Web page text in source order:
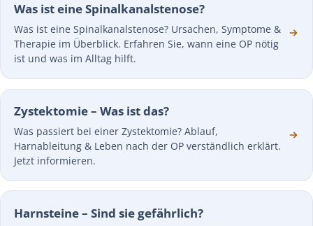
Was ist eine Spinalkanalstenose?
Was ist eine Spinalkanalstenose? Ursachen, Symptome &
Therapie im Überblick. Erfahren Sie, wann eine OP nötig
ist und was im Alltag hilft.
Zystektomie – Was ist das?
Was passiert bei einer Zystektomie? Ablauf,
Harnableitung & Leben nach der OP verständlich erklärt.
Jetzt informieren.
Harnsteine – Sind sie gefährlich?